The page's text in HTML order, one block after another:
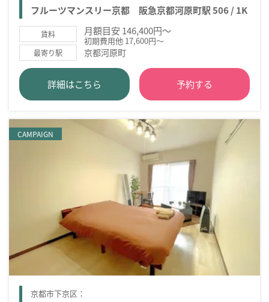
フルーツマンスリー京都 阪急京都河原町駅 506 / 1K
賃料 月額目安 146,400円～
初期費用他 17,600円～
最寄り駅 京都河原町
詳細はこちら 予約する
CAMPAIGN
京都市下京区：